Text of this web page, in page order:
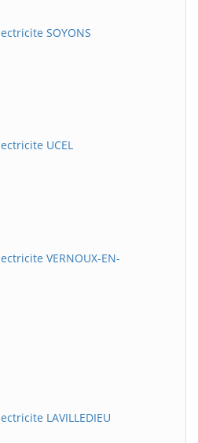
SOYONS
UCEL
VERNOUX-EN-
LAVILLEDIEU